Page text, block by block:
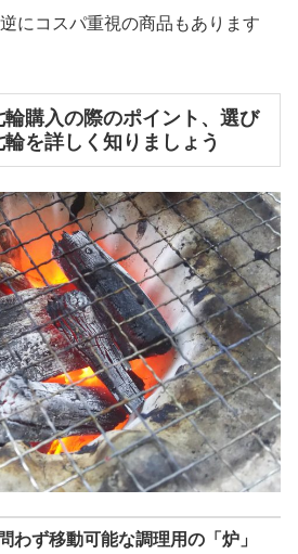
にコスパ重視の商品もあります
購入の際のポイント、選び
を詳しく知りましょう
わず移動可能な調理用の「炉」